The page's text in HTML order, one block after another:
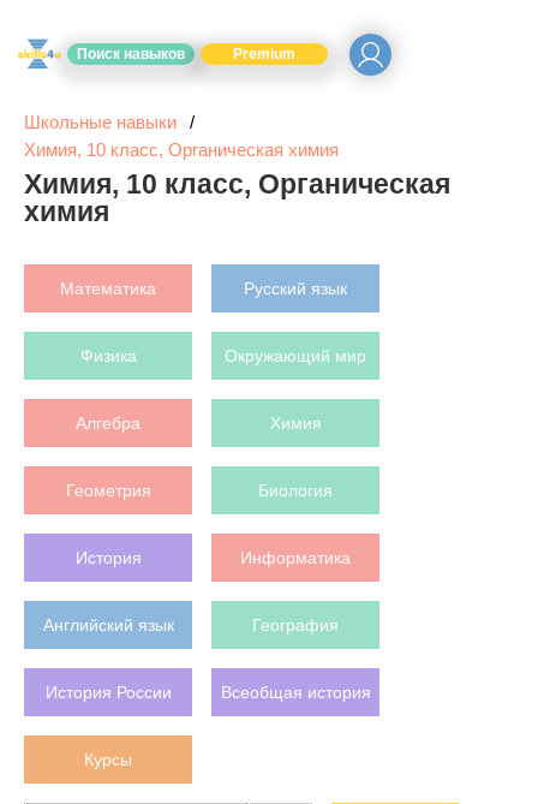
Поиск навыков Premium
Школьные навыки
Химия, 10 класс, Органическая химия
Химия, 10 класс, Органическая
химия
Математика Русский язык
Физика Окружающий мир
Алгебра Химия
Геометрия Биология
История Информатика
Английский язык География
История России Всеобщая история
Курсы